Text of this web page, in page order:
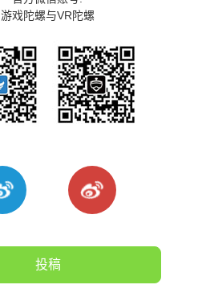
游戏陀螺与VR陀螺
投稿